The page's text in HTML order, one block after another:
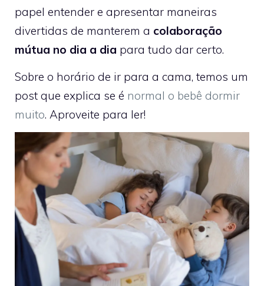
papel entender e apresentar maneiras
divertidas de manterem a colaboração
mútua no dia a dia para tudo dar certo.
Sobre o horário de ir para a cama, temos um
post que explica se é normal o bebê dormir
muito. Aproveite para ler!